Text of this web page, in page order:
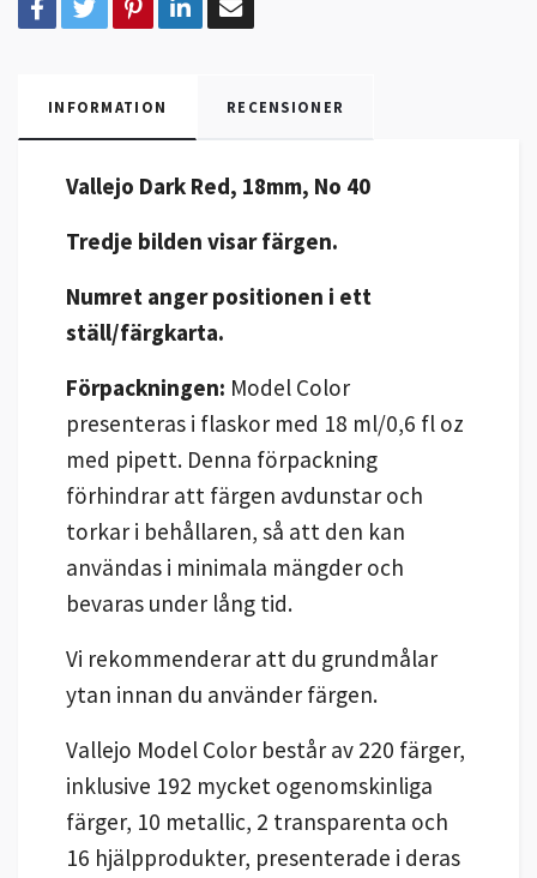
INFORMATION RECENSIONER
Vallejo Dark Red, 18mm, No 40
Tredje bilden visar färgen.
Numret anger positionen i ett
ställ/färgkarta.
Förpackningen: Model Color
presenteras i flaskor med 18 ml/0,6 fl oz
med pipett. Denna förpackning
förhindrar att färgen avdunstar och
torkar i behållaren, så att den kan
användas i minimala mängder och
bevaras under lång tid.
Vi rekommenderar att du grundmålar
ytan innan du använder färgen.
Vallejo Model Color består av 220 färger,
inklusive 192 mycket ogenomskinliga
färger, 10 metallic, 2 transparenta och
16 hjälpprodukter, presenterade i deras